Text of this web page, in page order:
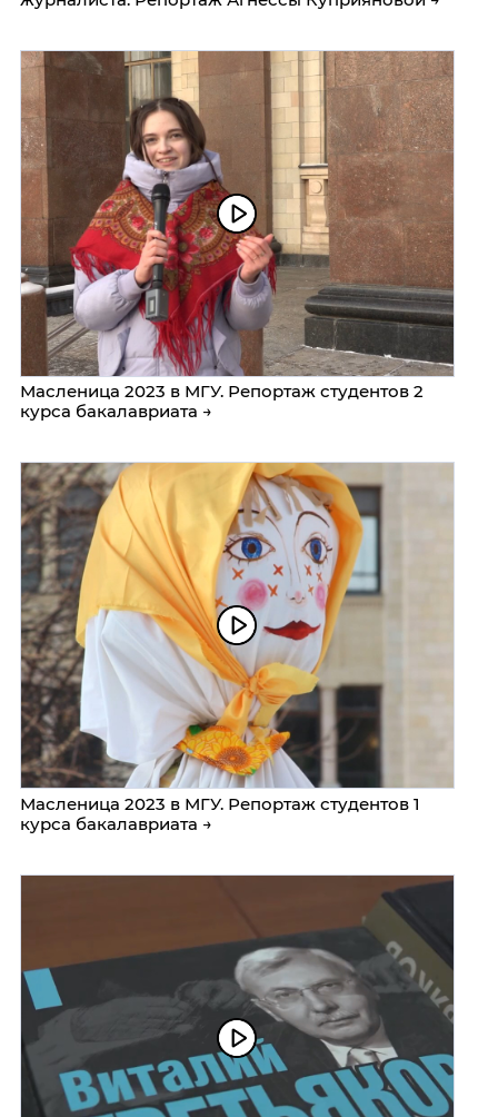
Масленица 2023 в МГУ. Репортаж студентов 2
курса бакалавриата →
Масленица 2023 в МГУ. Репортаж студентов 1
курса бакалавриата →